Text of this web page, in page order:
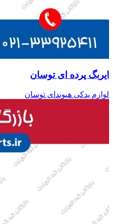
ایربگ پرده ای توسان
لوازم یدکی هیوندای توسان